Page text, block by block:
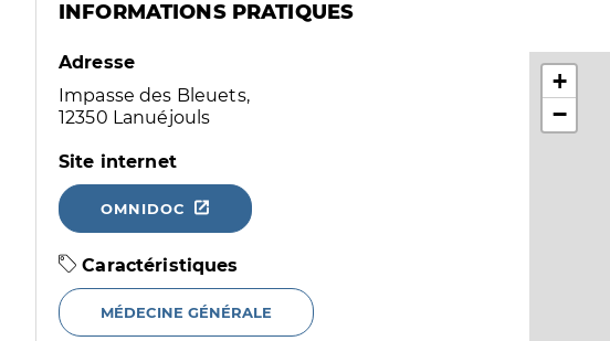
INFORMATIONS PRATIQUES
Adresse
Impasse des Bleuets,
12350 Lanuéjouls
Site internet
OMNIDOC
Caractéristiques
MÉDECINE GÉNÉRALE
+
−